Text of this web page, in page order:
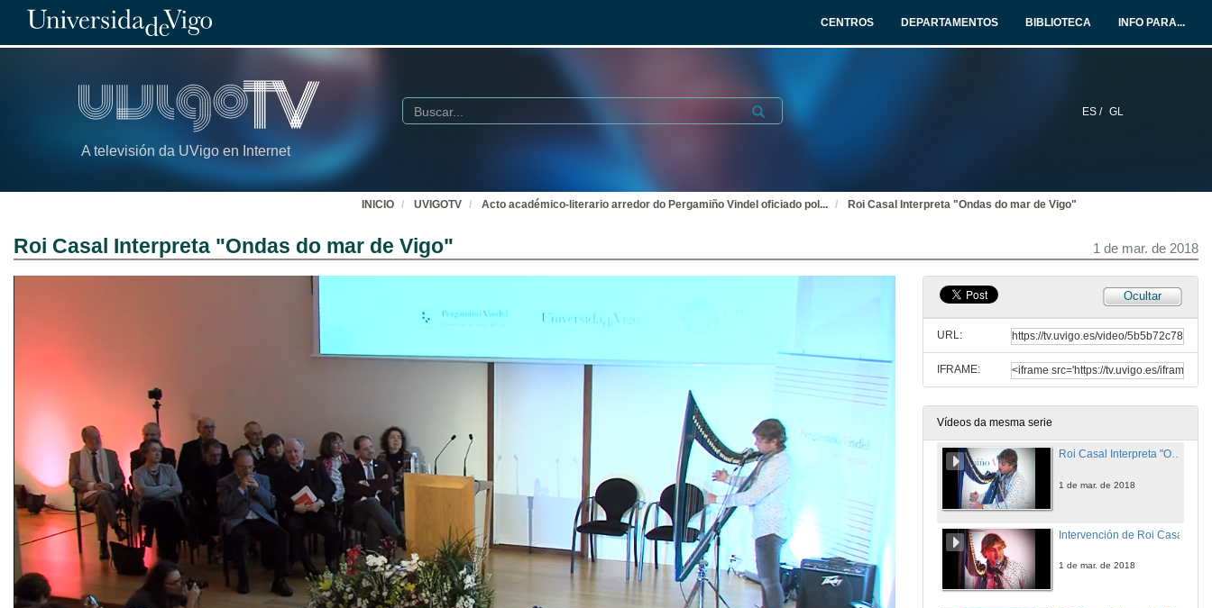
CENTROS DEPARTAMENTOS BIBLIOTECA INFO PARA...
A televisión da UVigo en Internet
ES / GL
Buscar Submit
INICIO UVIGOTV Acto académico-literario arredor do Pergamiño Vindel oficiado pol ... Roi Casal Interpreta "Ondas do mar de Vigo"
Roi Casal Interpreta "Ondas do mar de Vigo" 1 de mar. de 2018
Ocultar
URL:
IFRAME:
Vídeos da mesma serie
“Este é un acto para lembrar, para homenaxear, para reflexionar xuntos"
O son das ondas
1 de mar. de 2018
O Macrotexto das sete cantigas de Martin Codax: Unha noveliña dramática de amor
Intervención de Xesús Alonso Montero
Agradecementos e presentación de Roi Casal
Intervención de Victor Fernánde Freixanes
1 de mar. de 2018
Roi Casal Interpreta "Ondas do mar de Vigo"
1 de mar. de 2018
Intervención de Roi Casal
1 de mar. de 2018